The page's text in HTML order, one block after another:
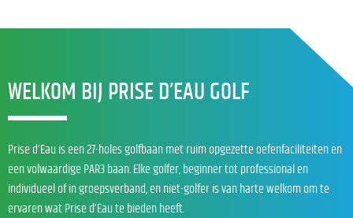
WELKOM BIJ PRISE D’EAU GOLF
Prise d’Eau is een 27-holes golfbaan met ruim opgezette oefenfaciliteiten en
een volwaardige PAR3 baan. Elke golfer, beginner tot professional en
individueel of in groepsverband, en niet-golfer is van harte welkom om te
ervaren wat Prise d’Eau te bieden heeft.